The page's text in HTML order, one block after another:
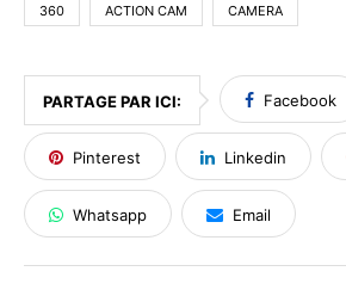
360 ACTION CAM CAMERA
PARTAGE PAR ICI: Facebook
Pinterest Linkedin
Whatsapp Email